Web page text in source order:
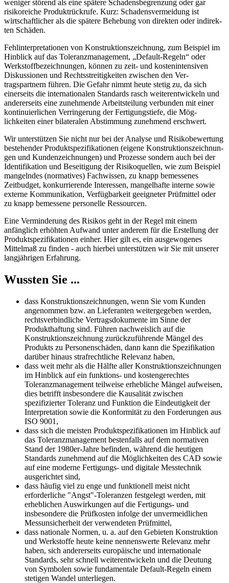
weniger störend als eine spä­tere Schadensbegrenzung oder gar
risikoreiche Produktrück­rufe. Kurz: Scha­densvermeidung ist
wirtschaftlicher als die spätere Behebung von direk­ten oder indirek­
ten Schäden.
Fehlinterpretationen von Konstruktionszeichnung, zum Bei­spiel im
Hin­blick auf das Toleranzmanagement, „Default-Re­geln“ oder
Werk­stoffbezeichnungen, können zu zeit- und kostenintensiven
Diskussionen und Rechtsstreitig­kei­ten zwischen den Ver­
tragspartnern führen. Die Gefahr nimmt heute stetig zu, da sich
einerseits die in­ternationalen Standards rasch weiter­entwickeln und
ande­rerseits eine zu­nehmende Ar­beitstei­lung verbunden mit ei­ner
kontinuierli­chen Verringe­rung der Ferti­gungstiefe, die Mög­
lichkeiten einer bilateralen Abstim­mung zu­nehmend erschwert.
Wir unterstützen Sie nicht nur bei der Analyse und Risiko­bewertung
be­stehender Produktspezifikationen (eigene Konstruktionszeich­nun­
gen und Kundenzeichnungen) und Prozesse son­dern auch bei der
Identifikation und Beseitigung der Risiko­quellen, wie zum Beispiel
mangelndes (normatives) Fach­wissen, zu knapp bemessenes
Zeitbudget, konkurrierende Interessen, mangelhafte interne sowie
externe Kommunika­tion, Verfügbarkeit geeigneter Prüfmittel oder
zu knapp bemes­sene personelle Ressourcen.
Eine Verminderung des Risikos geht in der Regel mit einem
anfänglich erhöhten Aufwand unter anderem für die Erstellung der
Produktspezifikationen einher. Hier gilt es, ein ausgewogenes
Mittelmaß zu finden - auch hierbei unterstützen wir Sie mit unserer
langjährigen Erfahrung.
Wussten Sie ...
dass Konstruktionszeichnungen, wenn Sie vom Kunden
angenommen bzw. an Lieferanten weitergegeben werden,
rechtsverbindliche Vertragsdokumente im Sinne der
Produkthaftung sind. Führen nachweislich auf die
Konstruktionszeichnung zurückzuführende Mängel des
Produkts zu Personenschäden, dann kann die Spezifikation
darüber hinaus strafrechtliche Relevanz haben,
dass weit mehr als die Hälfte aller Konstruktionszeichnungen
im Hinblick auf ein funktions- und kostengerechtes
Toleranzmanagement teilweise erhebliche Mängel aufweisen,
dies betrifft insbesondere die Kausalität zwischen
spezifizierter Toleranz und Funktion die Eindeutigkeit der
Interpretation sowie die Konformität zu den Forderungen aus
ISO 9001,
dass sich die meisten Produktspezifikationen im Hinblick auf
das Toleranzmanagement bestenfalls auf dem normativen
Stand der 1980er-Jahre befinden, während die heutigen
Standards zunehmend auf die Möglichkeiten des CAD sowie
auf eine moderne Fertigungs- und digitale Messtechnik
ausgerichtet sind,
dass häufig viel zu enge und funktionell meist nicht
erforderliche "Angst"-Toleranzen festgelegt werden, mit
erheblichen Auswirkungen auf die Fertigungs- und
insbesondere die Prüfkosten infolge der unvermeidlichen
Messunsicherheit der verwendeten Prüfmittel,
dass nationale Normen, u. a. auf den Gebieten Konstruktion
und Werkstoffe heute keine nennenswerte Relevanz mehr
haben, sich andererseits europäische und internationale
Standards, sehr schnell weiterentwickeln und die Deutung
von Symbolen sowie fundamentale Default-Regeln einem
stetigen Wandel unterliegen.